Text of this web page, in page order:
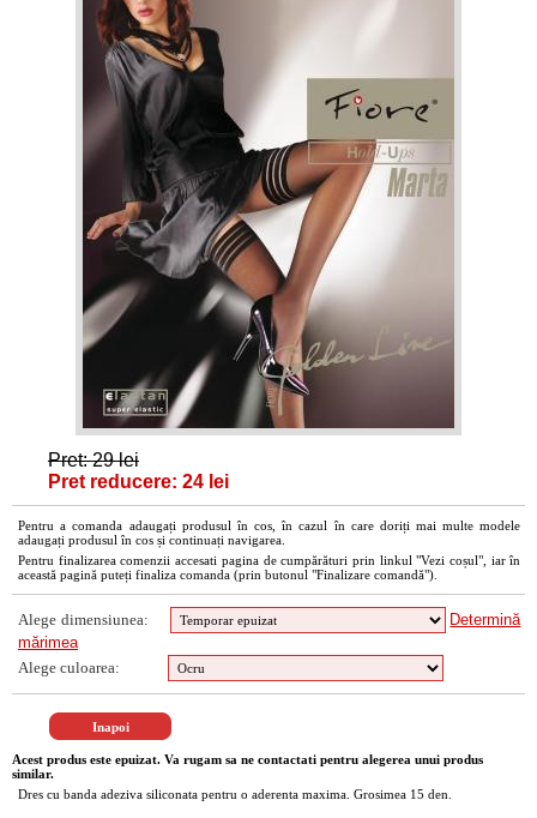
Pret: 29 lei
Pret reducere: 24 lei
Pentru a comanda adaugați produsul în cos, în cazul în care doriți mai multe modele
adaugați produsul în cos și continuați navigarea.
Pentru finalizarea comenzii accesati pagina de cumpărături prin linkul "Vezi coșul", iar în
această pagină puteți finaliza comanda (prin butonul "Finalizare comandă").
Alege dimensiunea:
Determină
mărimea
Alege culoarea:
Acest produs este epuizat. Va rugam sa ne contactati pentru alegerea unui produs
similar.
Dres cu banda adeziva siliconata pentru o aderenta maxima. Grosimea 15 den.